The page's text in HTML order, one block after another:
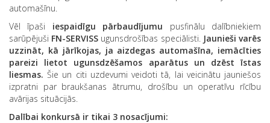
automašīnu.
Vēl īpaši iespaidīgu pārbaudījumu pusfinālu dalībniekiem
sarūpējuši FN-SERVISS ugunsdrošības speciālisti. Jaunieši varēs
uzzināt, kā jārīkojas, ja aizdegas automašīna, iemācīties
pareizi lietot ugunsdzēšamos aparātus un dzēst īstas
liesmas. Šie un citi uzdevumi veidoti tā, lai veicinātu jauniešos
izpratni par braukšanas ātrumu, drošību un operatīvu rīcību
avārijas situācijās.
Dalībai konkursā ir tikai 3 nosacījumi: